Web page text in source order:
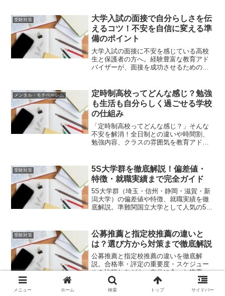
受験対策
大学入試の面接で自分らしさを伝
えるコツ！不安を自信に変える準
備のポイント
大学入試の面接に不安を感じている高校
生と保護者の方へ。経験豊富な教育アド
バイザーが、面接を成功させるための準
迎えるためのヒントが満載です。
メンタル・モチベーション
定時制高校ってどんな感じ？勉強
も生活も自分らしく過ごせる学校
の仕組み
「定時制高校ってどんな感じ？」そんな
不安を解消！全日制との違いや時間割、
勉強内容、クラスの雰囲気を教育アドバ
なく自分らしい高校生活を見つけましょ
う。
受験対策
5S大学群を徹底解説！偏差値・
特徴・就職実績まで完全ガイド
5S大学群（埼玉・信州・静岡・滋賀・新
潟大学）の偏差値や特徴、就職実績を徹
底解説。準難関国立大学として人気の5S
受験対策
公募推薦と指定校推薦の違いと
は？選び方から対策まで徹底解説
公募推薦と指定校推薦の違いを徹底解
説。合格率・評定の重要度・スケジュー
ルを比較しながら、自分に合った推薦入
試の選び方と具体的な対策方法をわかり
やすく紹介します。
メニュー ホーム 検索 トップ サイドバー